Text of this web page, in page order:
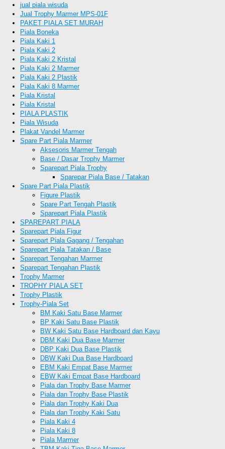
jual piala wisuda
Jual Trophy Marmer MPS-01F
PAKET PIALA SET MURAH
Piala Boneka
Piala Kaki 1
Piala Kaki 2
Piala Kaki 2 Kristal
Piala Kaki 2 Marmer
Piala Kaki 2 Plastik
Piala Kaki 8 Marmer
Piala Kristal
Piala Kristal
PIALA PLASTIK
Piala Wisuda
Plakat Vandel Marmer
Spare Part Piala Marmer
Aksesoris Marmer Tengah
Base / Dasar Trophy Marmer
Sparepart Piala Trophy
Sparepar Piala Base / Tatakan
Spare Part Piala Plastik
Figure Plastik
Spare Part Tengah Plastik
Sparepart Piala Plastik
SPAREPART PIALA
Sparepart Piala Figur
Sparepart Piala Gagang / Tengahan
Sparepart Piala Tatakan / Base
Sparepart Tengahan Marmer
Sparepart Tengahan Plastik
Trophy Marmer
TROPHY PIALA SET
Trophy Plastik
Trophy-Piala Set
BM Kaki Satu Base Marmer
BP Kaki Satu Base Plastik
BW Kaki Satu Base Hardboard dan Kayu
DBM Kaki Dua Base Marmer
DBP Kaki Dua Base Plastik
DBW Kaki Dua Base Hardboard
EBM Kaki Empat Base Marmer
EBW Kaki Empat Base Hardboard
Piala dan Trophy Base Marmer
Piala dan Trophy Base Plastik
Piala dan Trophy Kaki Dua
Piala dan Trophy Kaki Satu
Piala Kaki 4
Piala Kaki 8
Piala Marmer